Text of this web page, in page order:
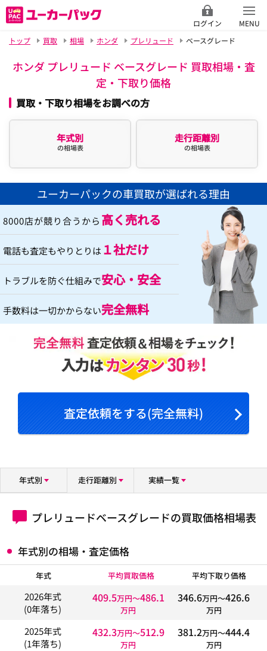
ログイン
MENU
トップ
買取 相場 ホンダ プレリュード ベースグレード
ホンダ プレリュード ベースグレード 買取相場・査
定・下取り価格
買取・下取り相場をお調べの方
年式別
の相場表
走行距離別
の相場表
ユーカーパックの車買取が選ばれる理由
8000店が競り合うから 高く売れる
電話も査定もやりとりは １社だけ
トラブルを防ぐ仕組みで安心・安全
手数料は一切かからない完全無料
査定依頼をする(完全無料)
年式別 走行距離別 実績一覧
プレリュードベースグレードの買取価格相場表
年式別の相場・査定価格
年式 平均買取価格 平均下取り価格
2026年式
(0年落ち)
409.5万円〜486.1
万円
346.6万円〜426.6
万円
2025年式
(1年落ち)
432.3万円〜512.9
万円
381.2万円〜444.4
万円